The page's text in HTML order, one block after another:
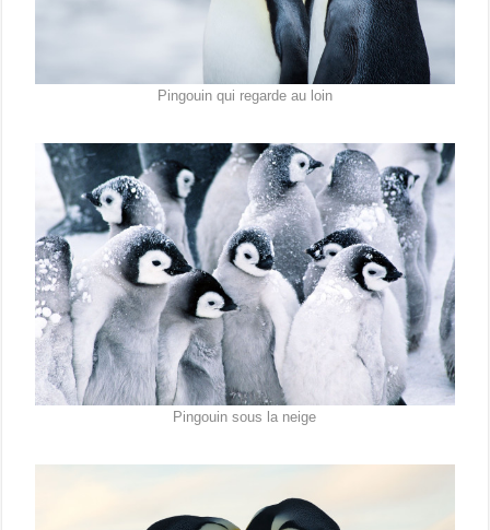
Pingouin qui regarde au loin
Pingouin sous la neige